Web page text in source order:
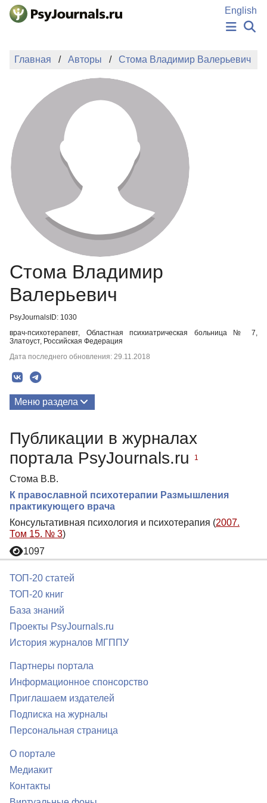
Перейти к основному содержанию
English
НОВОСТИ
АВТОРЫ
ПОДАТЬ РУКОПИСЬ
БАЗА ЗНАНИЙ
КЛЮЧЕВЫЕ СЛОВА
Регистрация
Главная Авторы Стома Владимир Валерьевич
Стома Владимир
Валерьевич
PsyJournalsID: 1030
врач-психотерапевт, Областная психиатрическая больница № 7,
Златоуст, Российская Федерация
Дата последнего обновления: 29.11.2018
Меню раздела
Биография
Публикации в журналах
портала PsyJournals.ru
1
Стома В.В.
К православной психотерапии Размышления
практикующего врача
Консультативная психология и психотерапия (2007.
Том 15. № 3)
1097
ТОП-20 статей
ТОП-20 книг
База знаний
Проекты PsyJournals.ru
История журналов МГППУ
Партнеры портала
Информационное спонсорство
Приглашаем издателей
Подписка на журналы
Персональная страница
О портале
Медиакит
Контакты